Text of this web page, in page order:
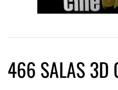
466 SALAS 3D